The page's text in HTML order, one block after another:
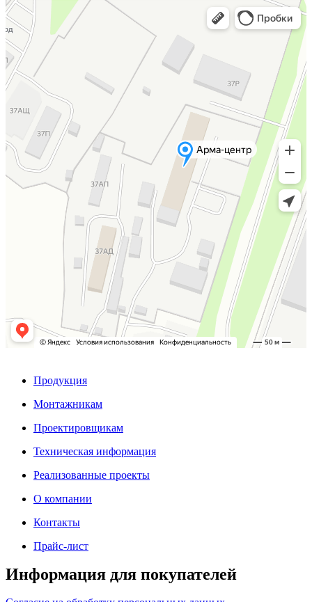
Продукция
Монтажникам
Проектировщикам
Техническая информация
Реализованные проекты
О компании
Контакты
Прайс-лист
Информация для покупателей